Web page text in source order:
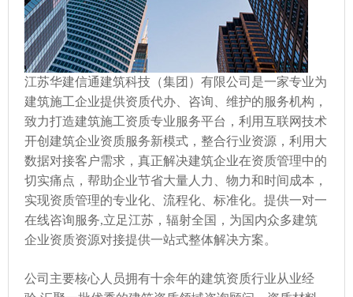
江苏华建信通建筑科技（集团）有限公司是一家专业为
建筑施工企业提供资质代办、咨询、维护的服务机构，
致力打造建筑施工资质专业服务平台，利用互联网技术
开创建筑企业资质服务新模式，整合行业资源，利用大
数据对接客户需求，真正解决建筑企业在资质管理中的
切实痛点，帮助企业节省大量人力、物力和时间成本，
实现资质管理的专业化、流程化、标准化。提供一对一
在线咨询服务,立足江苏，辐射全国，为国内众多建筑
企业资质资源对接提供一站式整体解决方案。
公司主要核心人员拥有十余年的建筑资质行业从业经